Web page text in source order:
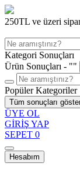
250TL ve üzeri
Kategori Sonuçları
Ürün Sonuçları - ""
Popüler Kategoriler
Tüm sonuçları
ÜYE OL
GİRİŞ YAP
SEPET 0
Hesabım